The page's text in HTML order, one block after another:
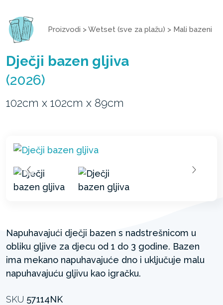
Proizvodi >Wetset (sve za plažu) > Mali bazeni
Dječji bazen gljiva
(2026)
102cm x 102cm x 89cm
Napuhavajući dječji bazen s nadstrešnicom u
obliku gljive za djecu od 1 do 3 godine. Bazen
ima mekano napuhavajuće dno i uključuje malu
napuhavajuću gljivu kao igračku.
SKU 57114NK